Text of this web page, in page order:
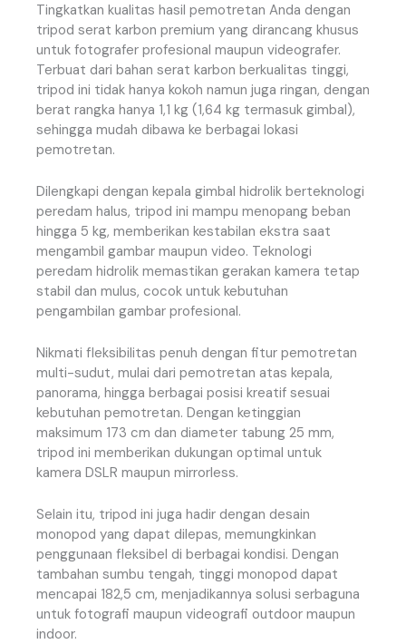
Tingkatkan kualitas hasil pemotretan Anda dengan
tripod serat karbon premium yang dirancang khusus
untuk fotografer profesional maupun videografer.
Terbuat dari bahan serat karbon berkualitas tinggi,
tripod ini tidak hanya kokoh namun juga ringan, dengan
berat rangka hanya 1,1 kg (1,64 kg termasuk gimbal),
sehingga mudah dibawa ke berbagai lokasi
pemotretan.
Dilengkapi dengan kepala gimbal hidrolik berteknologi
peredam halus, tripod ini mampu menopang beban
hingga 5 kg, memberikan kestabilan ekstra saat
mengambil gambar maupun video. Teknologi
peredam hidrolik memastikan gerakan kamera tetap
stabil dan mulus, cocok untuk kebutuhan
pengambilan gambar profesional.
Nikmati fleksibilitas penuh dengan fitur pemotretan
multi-sudut, mulai dari pemotretan atas kepala,
panorama, hingga berbagai posisi kreatif sesuai
kebutuhan pemotretan. Dengan ketinggian
maksimum 173 cm dan diameter tabung 25 mm,
tripod ini memberikan dukungan optimal untuk
kamera DSLR maupun mirrorless.
Selain itu, tripod ini juga hadir dengan desain
monopod yang dapat dilepas, memungkinkan
penggunaan fleksibel di berbagai kondisi. Dengan
tambahan sumbu tengah, tinggi monopod dapat
mencapai 182,5 cm, menjadikannya solusi serbaguna
untuk fotografi maupun videografi outdoor maupun
indoor.